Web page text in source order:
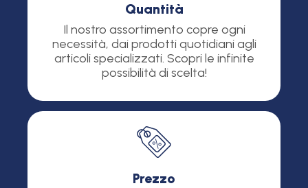
Quantità
Il nostro assortimento copre ogni
necessità, dai prodotti quotidiani agli
articoli specializzati. Scopri le infinite
possibilità di scelta!
Prezzo